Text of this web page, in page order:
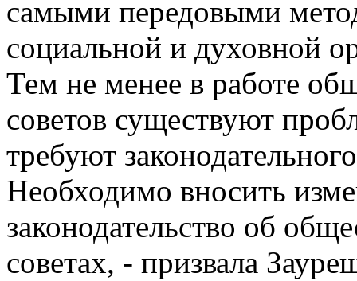
самыми передовыми
социальной и духовной
Тем не менее в работе
советов существуют
требуют
Необходимо вносить
законодательство об
советах, -­ призвала